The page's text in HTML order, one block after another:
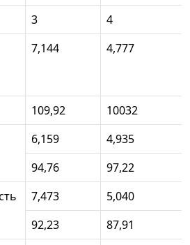
3
4
7,144 4,777
109,92
10032
6,159
4,935
94,76
97,22
7,473
5,040
92,23
87,91